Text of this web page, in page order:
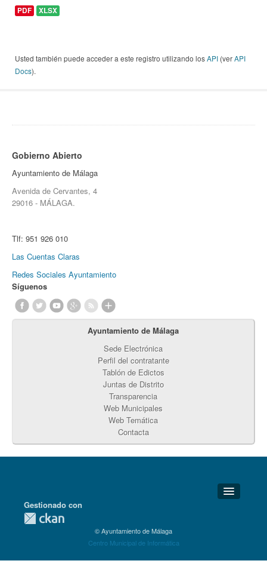
PDF XLSX
Usted también puede acceder a este registro utilizando losAPI (verAPI
Docs).
Gobierno Abierto
Ayuntamiento de Málaga
Avenida de Cervantes, 4
29016 - MÁLAGA.
Tlf: 951 926 010
Las Cuentas Claras
Redes Sociales Ayuntamiento
Síguenos
Ayuntamiento de Málaga
Sede Electrónica
Perfil del contratante
Tablón de Edictos
Juntas de Distrito
Transparencia
Web Municipales
Web Temática
Contacta
Detalles Técnicos
Gestionado con
© Ayuntamiento de Málaga
Centro Municipal de Informática